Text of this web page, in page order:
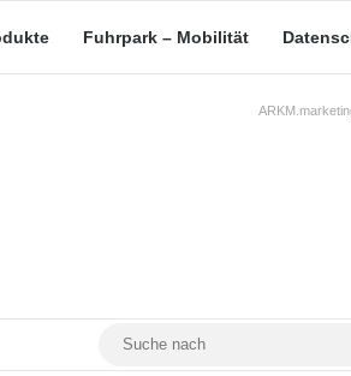
Fuhrpark – Mobilität
YouTubeMastodon